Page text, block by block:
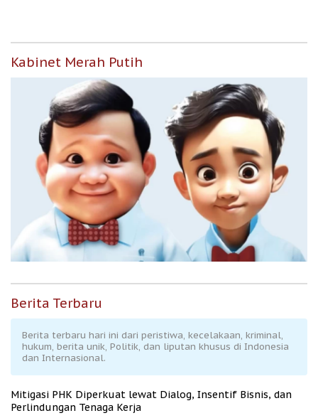
Kabinet Merah Putih
Berita Terbaru
Berita terbaru hari ini dari peristiwa, kecelakaan, kriminal,
hukum, berita unik, Politik, dan liputan khusus di Indonesia
dan Internasional.
Mitigasi PHK Diperkuat lewat Dialog, Insentif Bisnis, dan
Perlindungan Tenaga Kerja